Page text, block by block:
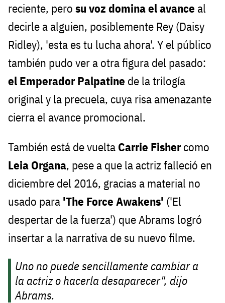
reciente, pero su voz domina el avance al
decirle a alguien, posiblemente Rey (Daisy
Ridley), 'esta es tu lucha ahora'. Y el público
también pudo ver a otra figura del pasado:
el Emperador Palpatine de la trilogía
original y la precuela, cuya risa amenazante
cierra el avance promocional.
También está de vuelta Carrie Fisher como
Leia Organa, pese a que la actriz falleció en
diciembre del 2016, gracias a material no
usado para 'The Force Awakens' ('El
despertar de la fuerza') que Abrams logró
insertar a la narrativa de su nuevo filme.
Uno no puede sencillamente cambiar a
la actriz o hacerla desaparecer", dijo
Abrams.